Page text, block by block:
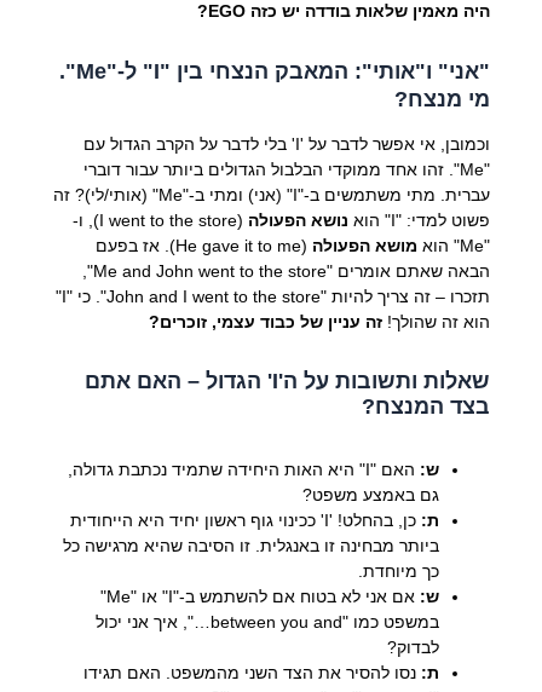
היה מאמין שלאות בודדה יש כזה EGO?
"אני" ו"אותי": המאבק הנצחי בין "I" ל-"Me".
מי מנצח?
וכמובן, אי אפשר לדבר על 'I' בלי לדבר על הקרב הגדול עם
"Me". זהו אחד ממוקדי הבלבול הגדולים ביותר עבור דוברי
עברית. מתי משתמשים ב-"I" (אני) ומתי ב-"Me" (אותי/לי)? זה
פשוט למדי: "I" הוא
נושא הפעולה
(I went to the store), ו-
"Me" הוא
מושא הפעולה
(He gave it to me). אז בפעם
הבאה שאתם אומרים "Me and John went to the store",
תזכרו – זה צריך להיות "John and I went to the store". כי "I"
הוא זה שהולך! זה עניין של כבוד עצמי, זוכרים?
שאלות ותשובות על ה'I' הגדול – האם אתם
בצד המנצח?
ש:
האם "I" היא האות היחידה שתמיד נכתבת גדולה,
גם באמצע משפט?
ת:
כן, בהחלט! 'I' ככינוי גוף ראשון יחיד היא הייחודית
ביותר מבחינה זו באנגלית. זו הסיבה שהיא מרגישה כל
כך מיוחדת.
ש:
אם אני לא בטוח אם להשתמש ב-"I" או "Me"
במשפט כמו "between you and…", איך אני יכול
לבדוק?
ת: נסו להסיר את הצד השני מהמשפט. האם תגידו